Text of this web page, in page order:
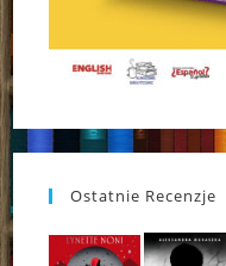
Ostatnie Recenzje